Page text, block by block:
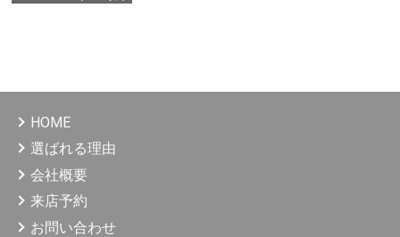
HOME
選ばれる理由
会社概要
来店予約
お問い合わせ